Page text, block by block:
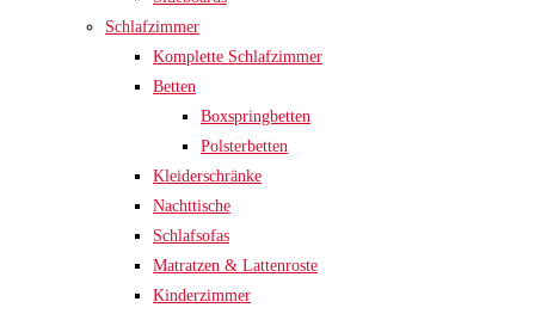
Schlafzimmer
Komplette Schlafzimmer
Betten
Boxspringbetten
Polsterbetten
Kleiderschränke
Nachttische
Schlafsofas
Matratzen & Lattenroste
Kinderzimmer